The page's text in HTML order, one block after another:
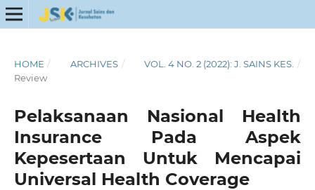
HOME / ARCHIVES / VOL. 4 NO. 2 (2022): J. SAINS KES. /
Review
Pelaksanaan Nasional Health
Insurance Pada Aspek
Kepesertaan Untuk Mencapai
Universal Health Coverage